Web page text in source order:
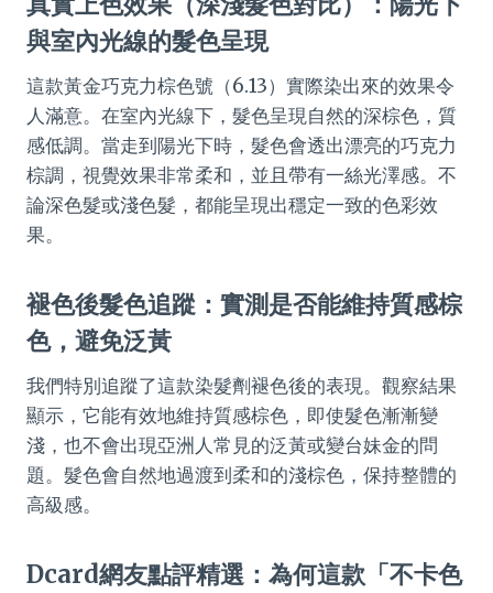
與室內光線的髮色呈現
這款黃金巧克力棕色號（6.13）實際染出來的效果令
人滿意。在室內光線下，髮色呈現自然的深棕色，質
感低調。當走到陽光下時，髮色會透出漂亮的巧克力
棕調，視覺效果非常柔和，並且帶有一絲光澤感。不
論深色髮或淺色髮，都能呈現出穩定一致的色彩效
果。
褪色後髮色追蹤：實測是否能維持質感棕
色，避免泛黃
我們特別追蹤了這款染髮劑褪色後的表現。觀察結果
顯示，它能有效地維持質感棕色，即使髮色漸漸變
淺，也不會出現亞洲人常見的泛黃或變台妹金的問
題。髮色會自然地過渡到柔和的淺棕色，保持整體的
高級感。
Dcard網友點評精選：為何這款「不卡色